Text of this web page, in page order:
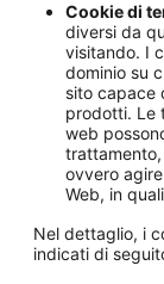
Cookie di
diversi da
visitando. I
dominio su
sito capace
prodotti. Le
web
ovvero
Web, in
Nel dettaglio, i
indicati di